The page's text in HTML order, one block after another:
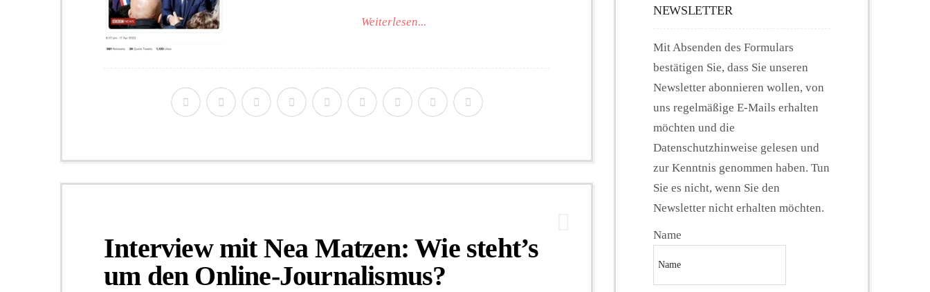
Weiterlesen...
Interview mit Nea Matzen: Wie steht’s
um den Online-Journalismus?
NEWSLETTER
Mit Absenden des Formulars
bestätigen Sie, dass Sie unseren
Newsletter abonnieren wollen, von
uns regelmäßige E-Mails erhalten
möchten und die
Datenschutzhinweise gelesen und
zur Kenntnis genommen haben. Tun
Sie es nicht, wenn Sie den
Newsletter nicht erhalten möchten.
Name